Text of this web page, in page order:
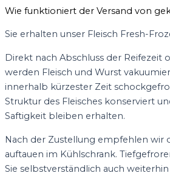
Wie funktioniert der Versand von
Sie erhalten unser Fleisch Fresh-
Direkt nach Abschluss der Reifezeit
werden Fleisch und Wurst
innerhalb kürzester Zeit
Struktur des Fleisches konserviert
Saftigkeit bleiben erhalten.
Nach der Zustellung empfehlen wir
auftauen im Kühlschrank.
Sie selbstverständlich auch